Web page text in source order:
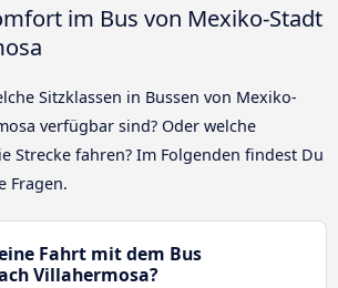
im Bus von Mexiko-Stadt
Sitzklassen in Bussen von Mexiko-
verfügbar sind? Oder welche
Strecke fahren? Im Folgenden findest Du
Fragen.
Fahrt mit dem Bus
Villahermosa?